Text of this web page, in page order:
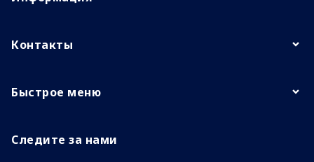
Контакты
Быстрое меню
Следите за нами